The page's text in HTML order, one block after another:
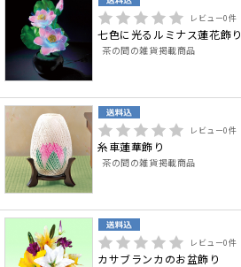
レビュー0件
七色に光るルミナス蓮花飾り
茶の間の雑貨掲載商品
レビュー0件
糸車蓮華飾り
茶の間の雑貨掲載商品
レビュー0件
カサブランカのお盆飾り